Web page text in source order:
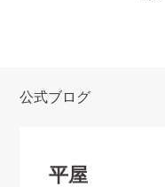
公式ブログ
平屋